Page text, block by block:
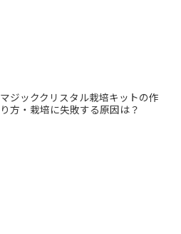
マジッククリスタル栽培キットの作
り方・栽培に失敗する原因は？